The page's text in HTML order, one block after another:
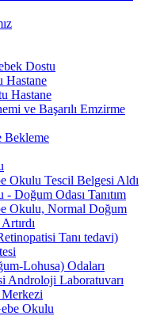
Dostu
Hastane
Hastane
ve Başarılı Emzirme
Bekleme
Okulu Tescil Belgesi Aldı
Doğum Odası Tanıtım
Okulu, Normal Doğum
Tanı tedavi)
Lohusa) Odaları
Androloji Laboratuvarı
Okulu